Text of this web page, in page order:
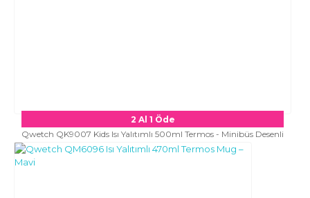
2 Al 1 Öde
Qwetch QK9007 Kids Isı Yalıtımlı 500ml Termos - Minibüs Desenli